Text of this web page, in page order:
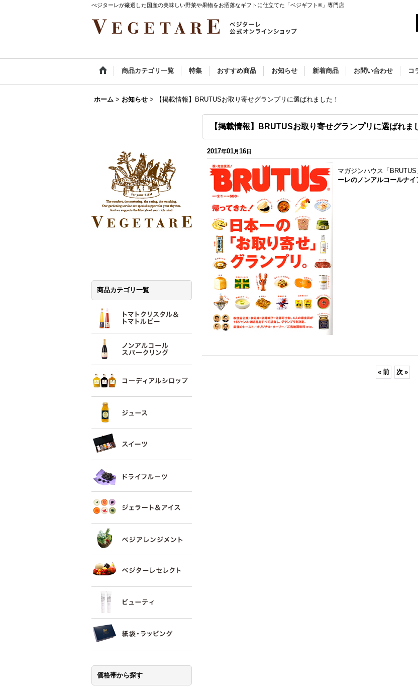
べジターレが厳選した国産の美味しい野菜や果物をお洒落なギフトに仕立てた「ベジギフト®」専門店
商品カテゴリ一覧 特集 おすすめ商品 お知らせ 新着商品 お問い合わせ コ
ホーム > お知らせ > 【掲載情報】BRUTUSお取り寄せグランプリに選ばれました！
商品カテゴリ一覧
価格帯から探す
【掲載情報】BRUTUSお取り寄せグランプリに選ばれま
2017年01月16日
マガジンハウス「
ーレのノンアルコールナ
« 前 次 »